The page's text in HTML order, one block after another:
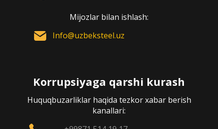
Mijozlar bilan ishlash:
Info@uzbeksteel.uz
Korrupsiyaga qarshi kurash
Huquqbuzarliklar haqida tezkor xabar berish
kanallari: